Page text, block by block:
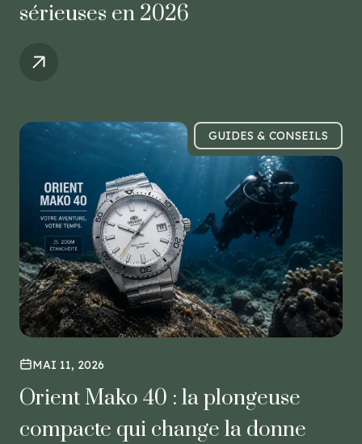
sérieuses en 2026
GUIDES & CONSEILS
MAI 11, 2026
Orient Mako 40 : la plongeuse
compacte qui change la donne